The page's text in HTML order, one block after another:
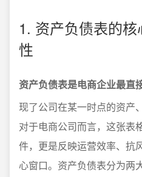
1. 资产负债表的
性
资产负债表是电商企业最直
现了公司在某一时点的资产
对于电商公司而言，这张表
件，更是反映运营效率、抗
心窗口。资产负债表分为两